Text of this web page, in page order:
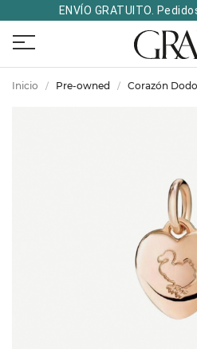
ENVÍO GRATUITO.
Inicio Pre-owned Corazón